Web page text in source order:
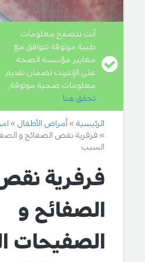
أنت تتصفح معلومات
طبية موثوقة تتوافق مع
معايير مؤسسة الصحة
على الإنترنت لضمان تقديم
معلومات صحية موثوقة,
تحقق هنا.
الرئيسية أمراض الأطفال
فرفرية نقص الصفائح و
السبب
فرفرية
الصفائح و
الصفيحات